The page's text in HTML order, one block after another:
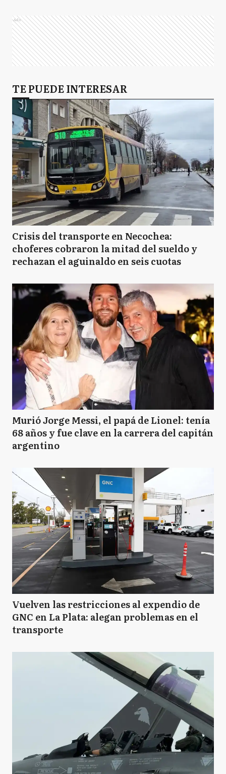
Ads
TE PUEDE INTERESAR
Crisis del transporte en Necochea:
choferes cobraron la mitad del sueldo y
rechazan el aguinaldo en seis cuotas
Murió Jorge Messi, el papá de Lionel: tenía
68 años y fue clave en la carrera del capitán
argentino
Vuelven las restricciones al expendio de
GNC en La Plata: alegan problemas en el
transporte